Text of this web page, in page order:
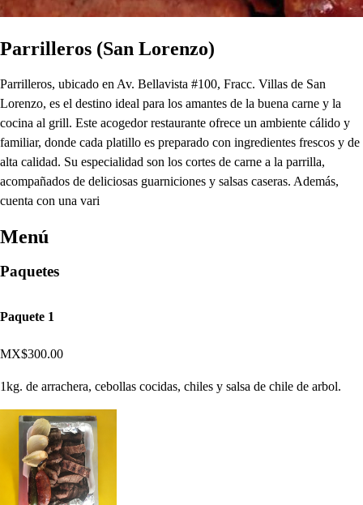
Parrilleros (San Lorenzo)
Parrilleros, ubicado en Av. Bellavista #100, Fracc. Villas de San
Lorenzo, es el destino ideal para los amantes de la buena carne y la
cocina al grill. Este acogedor restaurante ofrece un ambiente cálido y
familiar, donde cada platillo es preparado con ingredientes frescos y de
alta calidad. Su especialidad son los cortes de carne a la parrilla,
acompañados de deliciosas guarniciones y salsas caseras. Además,
cuenta con una vari
Menú
Paquetes
Paquete 1
MX$300.00
1kg. de arrachera, cebollas cocidas, chiles y salsa de chile de arbol.